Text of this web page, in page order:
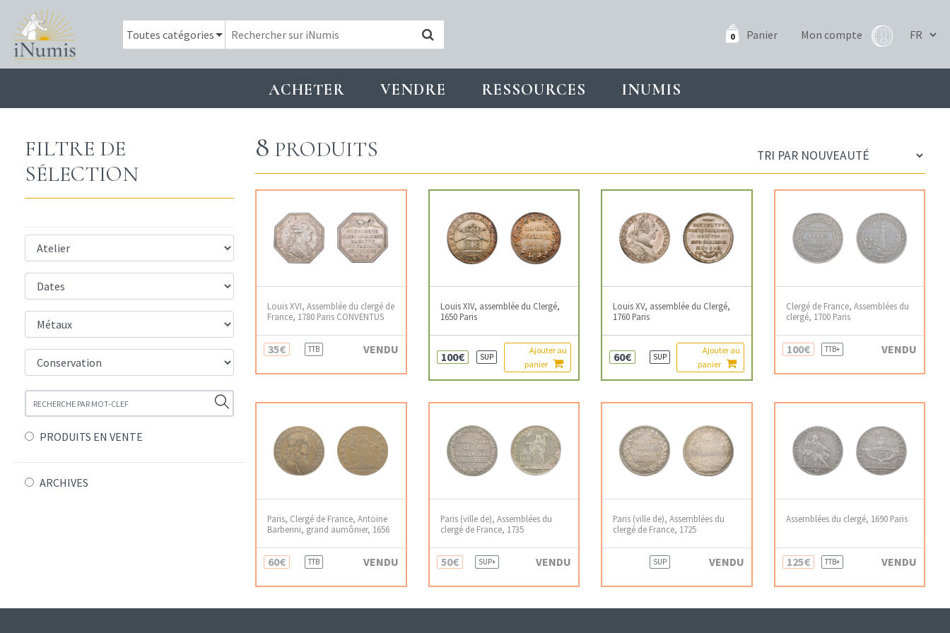
0 Panier Mon compte
ACHETER VENDRE RESSOURCES INUMIS
FILTRE DE
SÉLECTION
PRODUITS EN VENTE
ARCHIVES
8 PRODUITS
Louis XVI, Assemblée du clergé de
France, 1780 Paris CONVENTUS
35€ TTB VENDU
Louis XIV, assemblée du Clergé,
1650 Paris
100€ SUP
Ajouter au
panier
Louis XV, assemblée du Clergé,
1760 Paris
60€ SUP
Ajouter au
panier
Clergé de France, Assemblées du
clergé, 1700 Paris
100€ TTB+ VENDU
Paris, Clergé de France, Antoine
Barberini, grand aumônier, 1656
60€ TTB VENDU
Paris (ville de), Assemblées du
clergé de France, 1735
50€ SUP+ VENDU
Paris (ville de), Assemblées du
clergé de France, 1725
SUP VENDU
Assemblées du clergé, 1690 Paris
125€ TTB+ VENDU